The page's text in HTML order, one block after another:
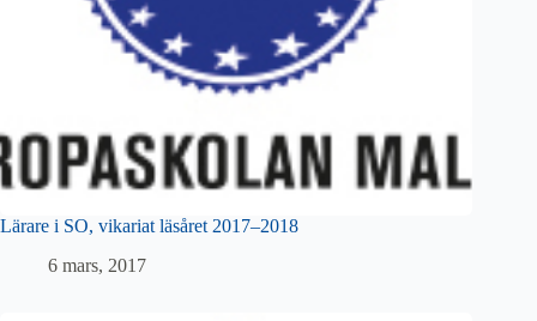
Lärare i SO, vikariat läsåret 2017–2018
6 mars, 2017